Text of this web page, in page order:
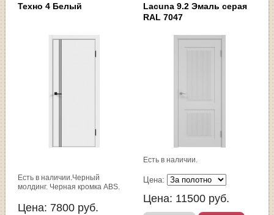
Техно 4 Белый
Есть в наличии.Черный
молдинг. Черная кромка ABS.
Цена: 7800 руб.
Lacuna 9.2 Эмаль серая
RAL 7047
Есть в наличии.
Цена:
Цена: 11500 руб.